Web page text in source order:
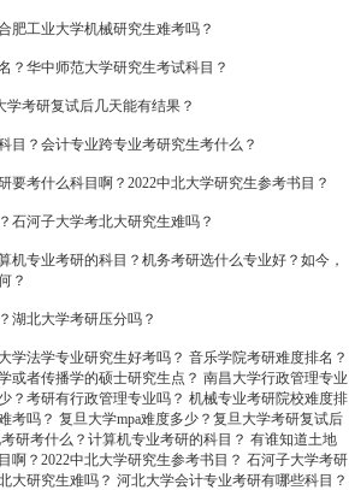
肥工业大学机械研究生难考吗？
？华中师范大学研究生考试科目？
学考研复试后几天能有结果？
目？会计专业跨专业考研究生考什么？
要考什么科目啊？2022中北大学研究生参考书目？
石河子大学考北大研究生难吗？
机专业考研的科目？机务考研选什么专业好？如今，
？
湖北大学考研压分吗？
学法学专业研究生好考吗？ 音乐学院考研难度排名？
或者传播学的硕士研究生点？ 南昌大学行政管理专业
？考研有行政管理专业吗？ 机械专业考研院校难度排
考吗？ 复旦大学mpa难度多少？复旦大学考研复试后
研考什么？计算机专业考研的科目？ 有谁知道土地
啊？2022中北大学研究生参考书目？ 石河子大学考研
大研究生难吗？ 河北大学会计专业考研有哪些科目？